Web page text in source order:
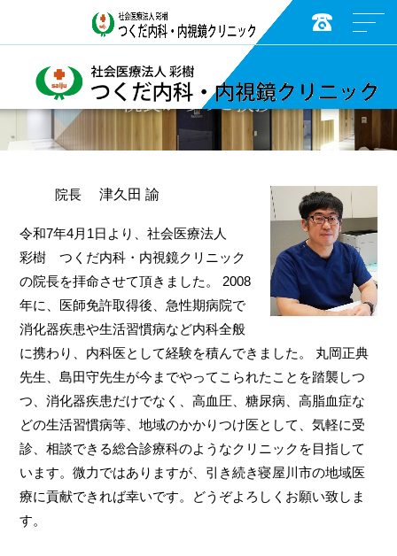
院長からのご挨拶
院長 津久田 諭
令和7年4月1日より、社会医療法人
彩樹 つくだ内科・内視鏡クリニック
の院長を拝命させて頂きました。 2008
年に、医師免許取得後、急性期病院で
消化器疾患や生活習慣病など内科全般
に携わり、内科医として経験を積んできました。 丸岡正典
先生、島田守先生が今までやってこられたことを踏襲しつ
つ、消化器疾患だけでなく、高血圧、糖尿病、高脂血症な
どの生活習慣病等、地域のかかりつけ医として、気軽に受
診、相談できる総合診療科のようなクリニックを目指して
います。微力ではありますが、引き続き寝屋川市の地域医
療に貢献できれば幸いです。どうぞよろしくお願い致しま
す。